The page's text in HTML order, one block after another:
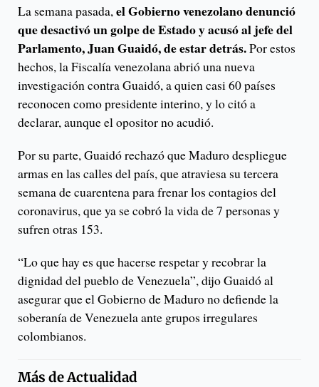
La semana pasada, el Gobierno venezolano denunció
que desactivó un golpe de Estado y acusó al jefe del
Parlamento, Juan Guaidó, de estar detrás.Por estos
hechos, la Fiscalía venezolana abrió una nueva
investigación contra Guaidó, a quien casi 60 países
reconocen como presidente interino, y lo citó a
declarar, aunque el opositor no acudió.
Por su parte, Guaidó rechazó que Maduro despliegue
armas en las calles del país, que atraviesa su tercera
semana de cuarentena para frenar los contagios del
coronavirus, que ya se cobró la vida de 7 personas y
sufren otras 153.
“Lo que hay es que hacerse respetar y recobrar la
dignidad del pueblo de Venezuela”, dijo Guaidó al
asegurar que el Gobierno de Maduro no defiende la
soberanía de Venezuela ante grupos irregulares
colombianos.
Más deActualidad